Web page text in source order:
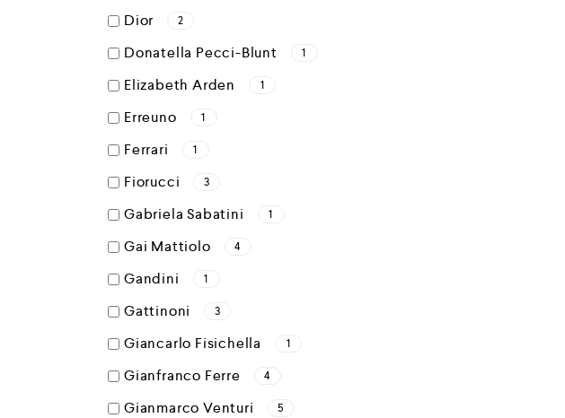
Dior 2
Donatella Pecci-Blunt 1
Elizabeth Arden 1
Erreuno 1
Ferrari 1
Fiorucci 3
Gabriela Sabatini 1
Gai Mattiolo 4
Gandini 1
Gattinoni 3
Giancarlo Fisichella 1
Gianfranco Ferre 4
Gianmarco Venturi 5